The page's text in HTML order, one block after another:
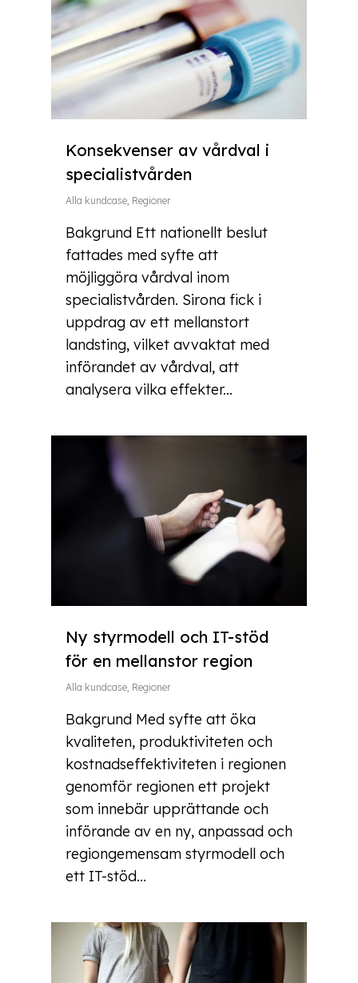
Konsekvenser av vårdval i
specialistvården
Alla kundcase, Regioner
Bakgrund Ett nationellt beslut
fattades med syfte att
möjliggöra vårdval inom
specialistvården. Sirona fick i
uppdrag av ett mellanstort
landsting, vilket avvaktat med
införandet av vårdval, att
analysera vilka effekter...
Ny styrmodell och IT-stöd
för en mellanstor region
Alla kundcase, Regioner
Bakgrund Med syfte att öka
kvaliteten, produktiviteten och
kostnadseffektiviteten i regionen
genomför regionen ett projekt
som innebär upprättande och
införande av en ny, anpassad och
regiongemensam styrmodell och
ett IT-stöd...